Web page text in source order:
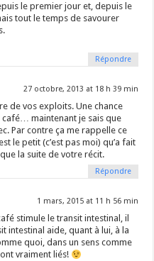
le premier jour et, depuis le
tout le temps de savourer
Répondre
27 octobre, 2013 at 18 h 39 min
de vos exploits. Une chance
café… maintenant je sais que
Par contre ça me rappelle ce
le petit (c’est pas moi) qu’a fait
la suite de votre récit.
Répondre
1 mars, 2015 at 11 h 56 min
stimule le transit intestinal, il
intestinal aide, quant à lui, à la
quoi, dans un sens comme
vraiment liés!